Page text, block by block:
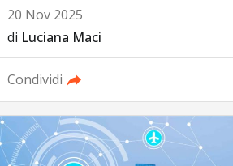
20 Nov 2025
di Luciana Maci
Condividi